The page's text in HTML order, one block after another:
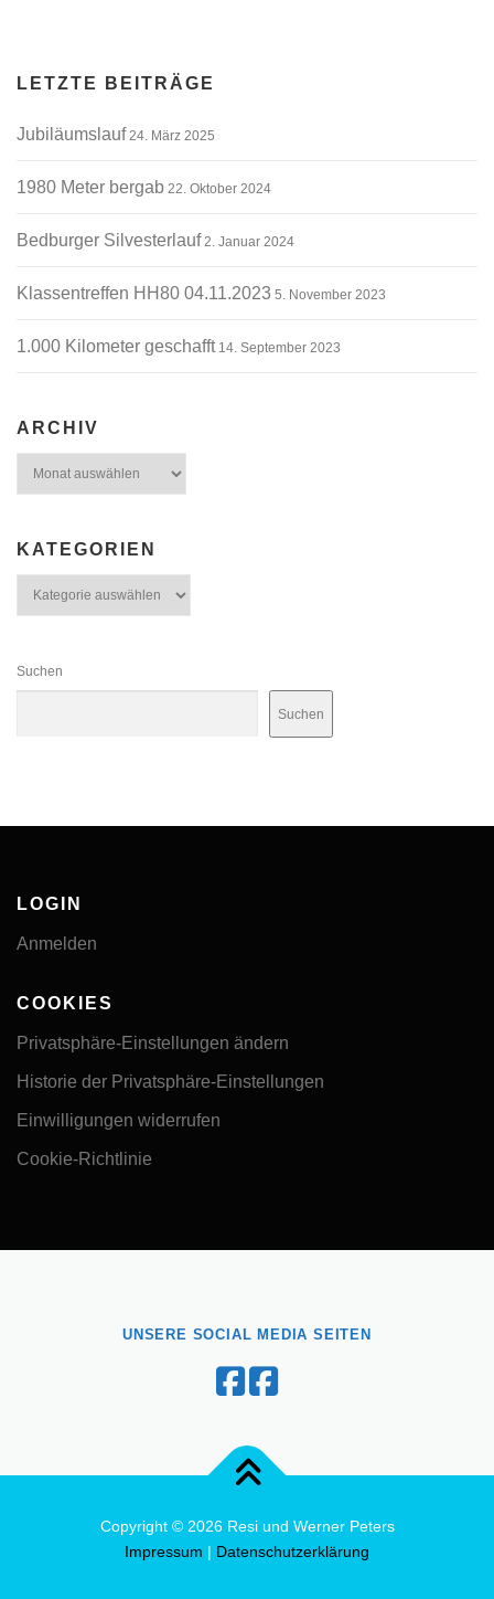
LETZTE BEITRÄGE
Jubiläumslauf 24. März 2025
1980 Meter bergab 22. Oktober 2024
Bedburger Silvesterlauf 2. Januar 2024
Klassentreffen HH80 04.11.2023 5. November 2023
1.000 Kilometer geschafft 14. September 2023
ARCHIV
KATEGORIEN
Suchen
Suchen
LOGIN
Anmelden
COOKIES
Privatsphäre-Einstellungen ändern
Historie der Privatsphäre-Einstellungen
Einwilligungen widerrufen
Cookie-Richtlinie
UNSERE SOCIAL MEDIA SEITEN
Copyright © 2026 Resi und Werner Peters
Impressum | Datenschutzerklärung